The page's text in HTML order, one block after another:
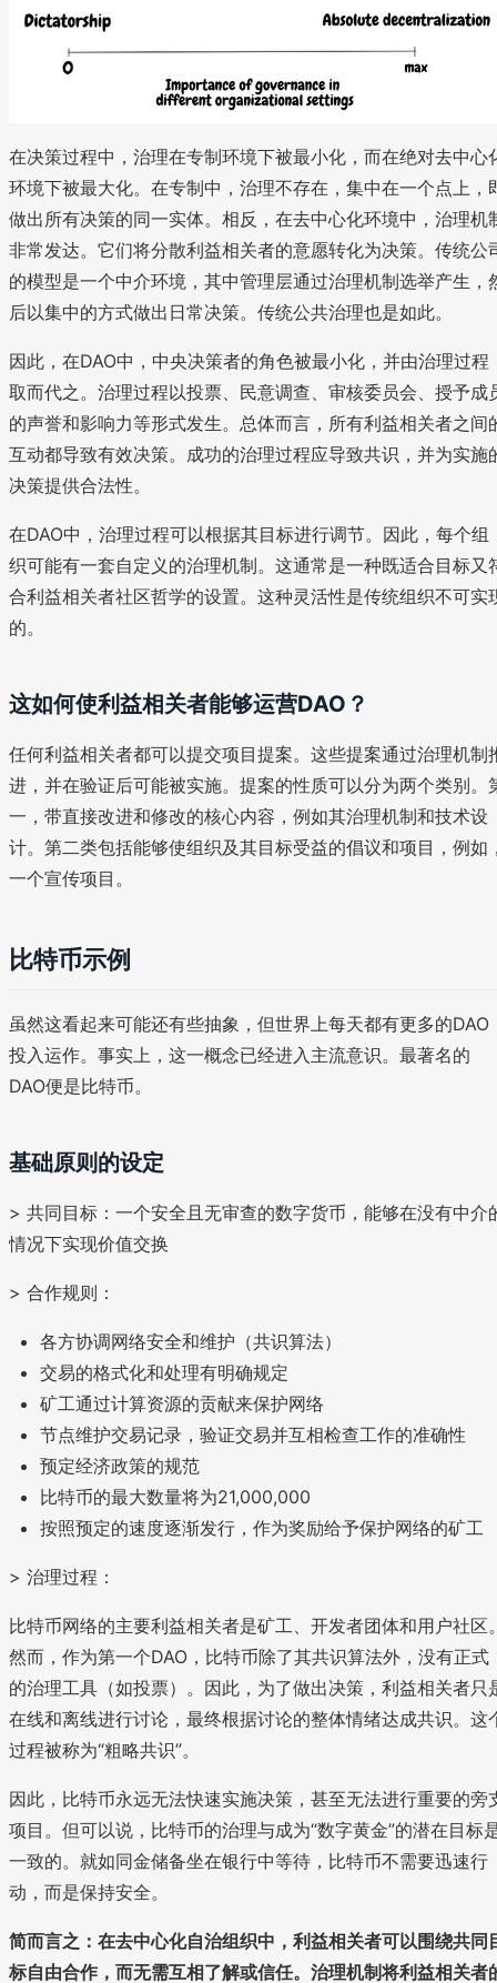
在决策过程中，治理在专制环境下被最小化，而在绝对去中心
环境下被最大化。在专制中，治理不存在，集中在一个点上，
做出所有决策的同一实体。相反，在去中心化环境中，治理机
非常发达。它们将分散利益相关者的意愿转化为决策。传统公
的模型是一个中介环境，其中管理层通过治理机制选举产生，
后以集中的方式做出日常决策。传统公共治理也是如此。
因此，在DAO中，中央决策者的角色被最小化，并由治理过程
取而代之。治理过程以投票、民意调查、审核委员会、授予成
的声誉和影响力等形式发生。总体而言，所有利益相关者之间
互动都导致有效决策。成功的治理过程应导致共识，并为实施
决策提供合法性。
在DAO中，治理过程可以根据其目标进行调节。因此，每个组
织可能有一套自定义的治理机制。这通常是一种既适合目标又
合利益相关者社区哲学的设置。这种灵活性是传统组织不可实
的。
这如何使利益相关者能够运营DAO？
任何利益相关者都可以提交项目提案。这些提案通过治理机制
进，并在验证后可能被实施。提案的性质可以分为两个类别。
一，带直接改进和修改的核心内容，例如其治理机制和技术设
计。第二类包括能够使组织及其目标受益的倡议和项目，例如
一个宣传项目。
比特币示例
虽然这看起来可能还有些抽象，但世界上每天都有更多的DAO
投入运作。事实上，这一概念已经进入主流意识。最著名的
DAO便是比特币。
基础原则的设定
> 共同目标：一个安全且无审查的数字货币，能够在没有中介
情况下实现价值交换
> 合作规则：
各方协调网络安全和维护（共识算法）
交易的格式化和处理有明确规定
矿工通过计算资源的贡献来保护网络
节点维护交易记录，验证交易并互相检查工作的准确性
预定经济政策的规范
比特币的最大数量将为21,000,000
按照预定的速度逐渐发行，作为奖励给予保护网络的矿工
> 治理过程：
比特币网络的主要利益相关者是矿工、开发者团体和用户社区
然而，作为第一个DAO，比特币除了其共识算法外，没有正式
的治理工具（如投票）。因此，为了做出决策，利益相关者只
在线和离线进行讨论，最终根据讨论的整体情绪达成共识。这
过程被称为“粗略共识”。
因此，比特币永远无法快速实施决策，甚至无法进行重要的旁
项目。但可以说，比特币的治理与成为“数字黄金”的潜在目标
一致的。就如同金储备坐在银行中等待，比特币不需要迅速行
动，而是保持安全。
简而言之：在去中心化自治组织中，利益相关者可以围绕共同
标自由合作，而无需互相了解或信任。治理机制将利益相关者